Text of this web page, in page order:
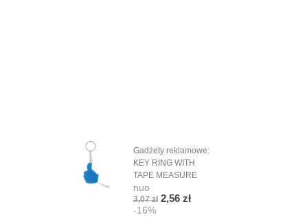
Gadżety reklamowe:
KEY RING WITH
TAPE MEASURE
nuo
3,07 zł 2,56 zł
-16%